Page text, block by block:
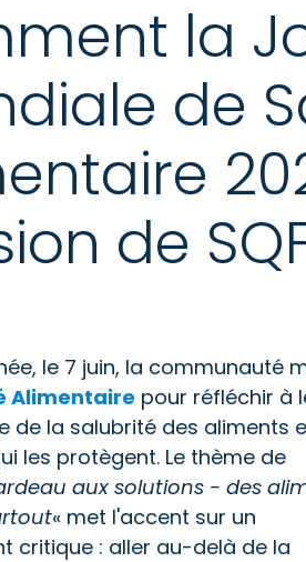
la
de
de
le 7 juin, la communauté
Alimentaire pour réfléchir à
de la salubrité des aliments
les protègent. Le thème de
aux solutions - des
« met l'accent sur un
critique : aller au-delà de la